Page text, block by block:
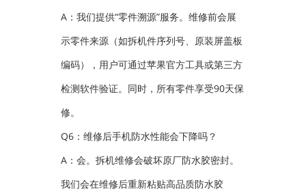
A：我们提供“零件溯源”服务。维修前会展
示零件来源（如拆机件序列号、原装屏盖板
编码），用户可通过苹果官方工具或第三方
检测软件验证。同时，所有零件享受90天保
修。
Q6：维修后手机防水性能会下降吗？
A：会。拆机维修会破坏原厂防水胶密封。
我们会在维修后重新粘贴高品质防水胶